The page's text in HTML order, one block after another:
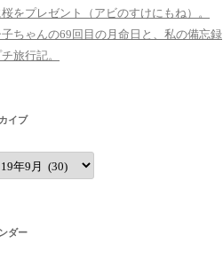
をプレゼント（アビのすけにもね）。
ちゃんの69回目の月命日と、私の備忘録
旅行記。
イブ
ダー